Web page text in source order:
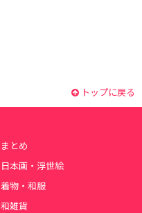
トップに戻る
まとめ
日本画・浮世絵
着物・和服
和雑貨